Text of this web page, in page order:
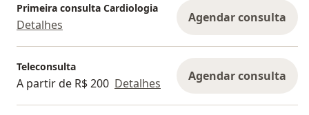
Primeira consulta Cardiologia
Detalhes Agendar consulta
Teleconsulta
A partir de R$ 200 Detalhes Agendar consulta